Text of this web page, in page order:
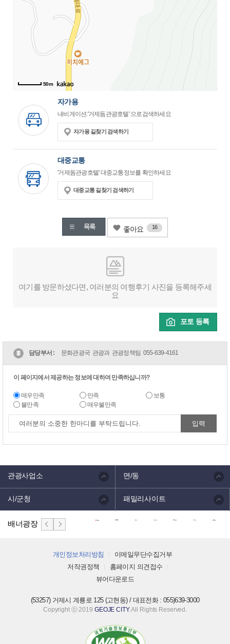
50m
자가용
내비게이션:'거제돔관광호텔' 으로검색하세요
자가용 길찾기 검색하기
대중교통
'거제돔관광호텔' 대중교통정보를 확인하세요
대중교통 길찾기 검색하기
좋아요 16
여기를 방문하셨다면, 여러분의 여행후기 사진을 등록해주세
요
포토 등록
담당부서 : 문화관광국 관광과 관광정책팀 055-639-4161
이 페이지에서 제공하는 정보에 대하여 만족하십니까?
매우만족 만족
보통
불만족
매우불만족
관광사업소 면/동
시/군청 패밀리사이트
배너광장
개인정보처리방침
이메일무단수집거부
저작권정책
홈페이지 의견접수
뷰어다운로드
(53257) 거제시 계룡로 125 (고현동) / 대표전화 : 055)639-3000
Copyright ⓒ 2019 GEOJE CITY. All Rights Reserved.